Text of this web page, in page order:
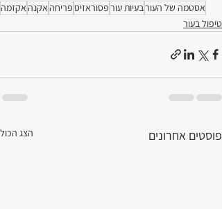
אסטמה של העורבעיות עורפסוראזיספריחהאקנהאקזמה
טיפול בעור
פוסטים אחרונים הצג הכול